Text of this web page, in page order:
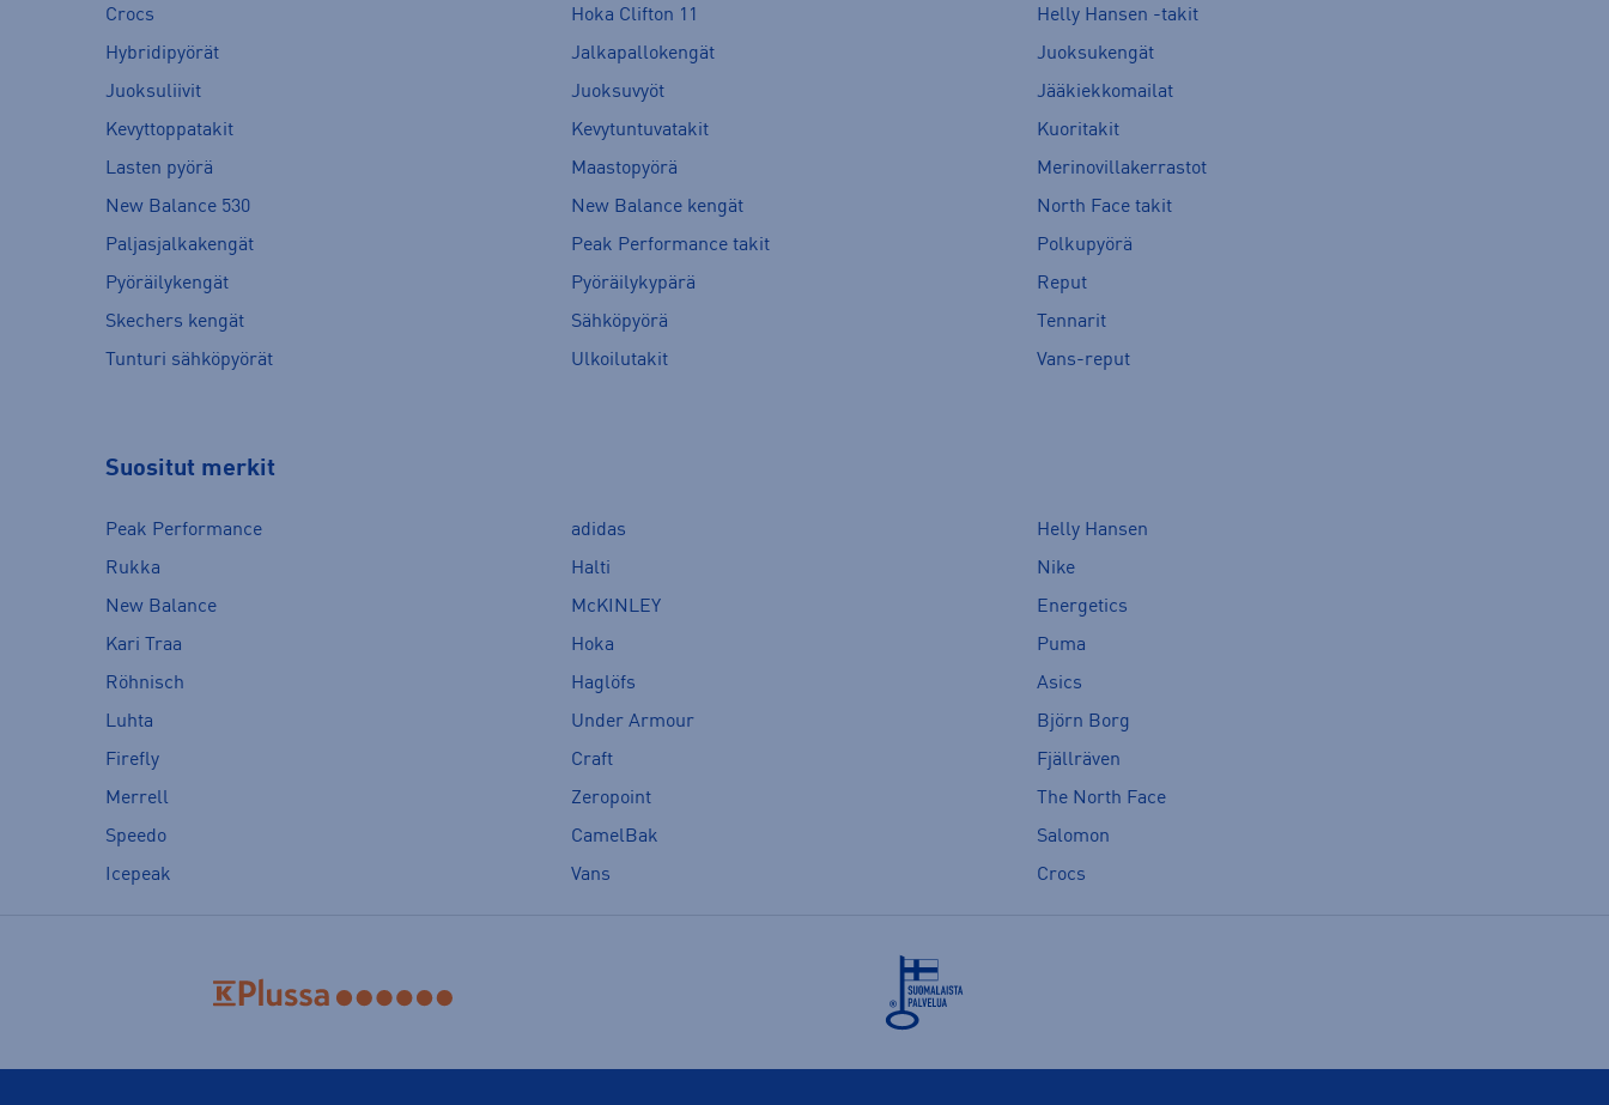
Crocs
Hoka Clifton 11
Helly Hansen -takit
Hybridipyörät
Jalkapallokengät
Juoksukengät
Juoksuliivit
Juoksuvyöt
Jääkiekkomailat
Kevyttoppatakit
Kevytuntuvatakit
Kuoritakit
Lasten pyörä
Maastopyörä
Merinovillakerrastot
New Balance 530
New Balance kengät
North Face takit
Paljasjalkakengät
Peak Performance takit
Polkupyörä
Pyöräilykengät
Pyöräilykypärä
Reput
Skechers kengät
Sähköpyörä
Tennarit
Tunturi sähköpyörät
Ulkoilutakit Vans-reput
Suositut merkit
Peak Performance adidas
Helly Hansen
Rukka
Halti
Nike
New Balance
McKINLEY
Energetics
Kari Traa
Hoka
Puma
Röhnisch
Haglöfs
Asics
Luhta
Under Armour
Björn Borg
Firefly
Craft
Fjällräven
Merrell
Zeropoint
The North Face
Speedo
CamelBak
Salomon
Icepeak
Vans Crocs